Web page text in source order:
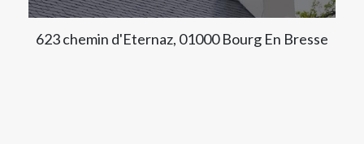
623 chemin d'Eternaz, 01000 Bourg En Bresse